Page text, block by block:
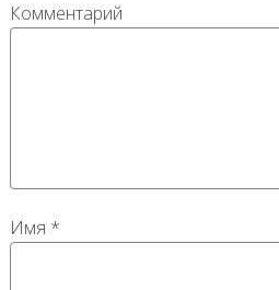
Комментарий
Имя *